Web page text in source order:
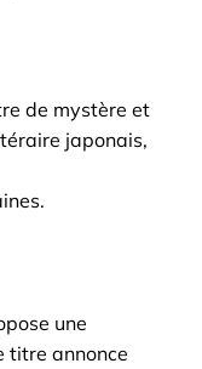
de mystère et
japonais,
une
titre annonce